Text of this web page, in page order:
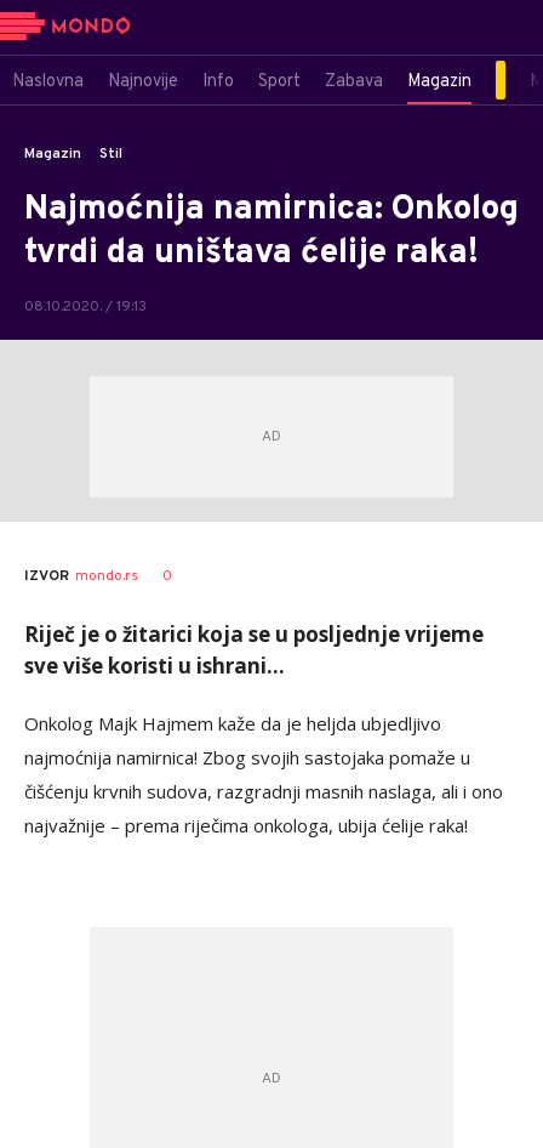
Naslovna Najnovije Info Sport Zabava Magazin
Magazin Stil
Najmoćnija namirnica: Onkolog
tvrdi da uništava ćelije raka!
08.10.2020. / 19:13
IZVOR mondo.rs 0
Riječ je o žitarici koja se u posljednje vrijeme
sve više koristi u ishrani...
Onkolog Majk Hajmem kaže da je heljda ubjedljivo
najmoćnija namirnica! Zbog svojih sastojaka pomaže u
čišćenju krvnih sudova, razgradnji masnih naslaga, ali i ono
najvažnije – prema riječima onkologa, ubija ćelije raka!